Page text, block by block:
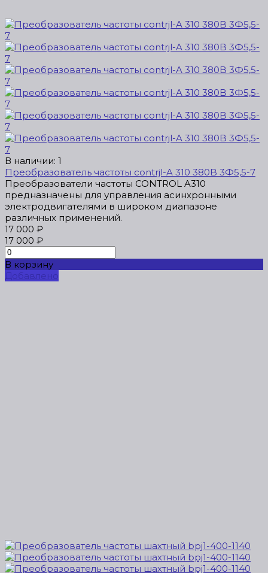
В наличии: 1
Преобразователь частоты contrjl-A 310 380B 3Ф5,5-7
Преобразователи частоты CONTROL A310
предназначены для управления асинхронными
электродвигателями в широком диапазоне
различных применений.
17 000 ₽
17 000 ₽
В корзину
Добавлено